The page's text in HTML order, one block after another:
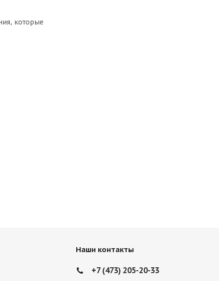
которые
Наши контакты
+7 (473) 205-20-33